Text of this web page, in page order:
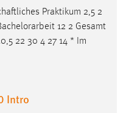
Praktikum 2,5 2
12 2 Gesamt
22 30 4 27 14 * Im
Intro